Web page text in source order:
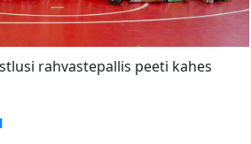
rahvastepallis peeti kahes